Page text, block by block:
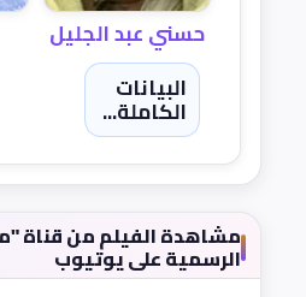
حسني عبد الجليل
البيانات
الكاملة...
مشاهدة الفيلم من قناة
الرسمية على يوتيوب